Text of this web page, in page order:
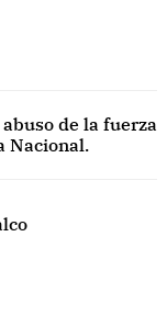
de la fuerza
Nacional.